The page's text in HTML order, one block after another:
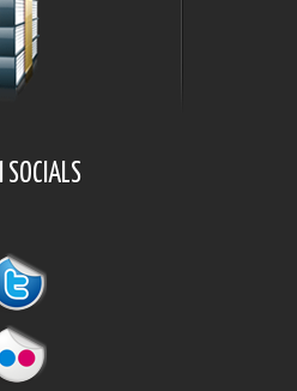
SOCIALS